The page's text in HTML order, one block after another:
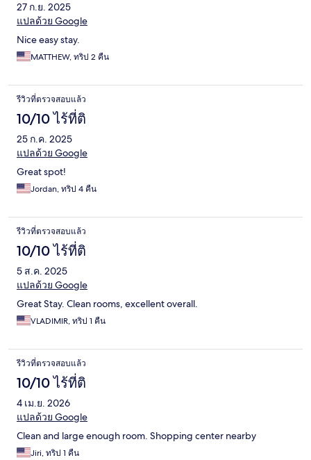
27 ก.ย. 2025
แปลด้วย Google
Nice easy stay.
MATTHEW, ทริป 2 คืน
รีวิวที่ตรวจสอบแล้ว
10/10 ไร้ที่ติ
25 ก.ค. 2025
แปลด้วย Google
Great spot!
Jordan, ทริป 4 คืน
รีวิวที่ตรวจสอบแล้ว
10/10 ไร้ที่ติ
5 ส.ค. 2025
แปลด้วย Google
Great Stay. Clean rooms, excellent overall.
VLADIMIR, ทริป 1 คืน
รีวิวที่ตรวจสอบแล้ว
10/10 ไร้ที่ติ
4 เม.ย. 2026
แปลด้วย Google
Clean and large enough room. Shopping center nearby
Jiri, ทริป 1 คืน